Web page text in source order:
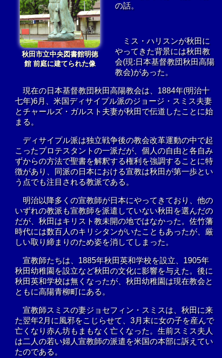
秋田市立中央図書館明徳
館 前庭に建てられた像
の話。
ミス・ハリスンが秋田に
やってきた背景には秋田教
会(現:日本基督教団秋田高陽
教会)があった。
現在の日本基督教団秋田高陽教会は、1884年(明治十
七年)6月、米国ディサイプル派のジョージ・スミス夫妻
とチャールズ・ガルスト夫妻が秋田で伝道したことに始
まる。
ディサイプル派は独立戦争後の教会改革運動の中で起
こったプロテスタントの一派だが、個人の自由と各自み
ずからの方法で聖書を解釈する権利を強調することに特
徴があり、同派の日本における宣教は秋田が第一歩とい
う点でも注目される教派である。
明治以降多くの宣教師が日本にやってきており、他の
いずれの教派も宣教師を派遣していない秋田を選んだの
だが、秋田はキリスト教未開の地ではなかった。佐竹藩
時代には数百人のキリシタンがいたこともあったが、厳
しい取り締まりのため姿を消してしまった。
宣教師たちは、1885年秋田英和学校を設立、1905年
秋田幼稚園を設立など秋田の文化に影響を与えた。後に
秋田英和学校は無くなったが、秋田幼稚園は現在教会と
ともに高陽青柳町にある。
宣教師スミスの妻ジョセフィン・スミスは、秋田に来
た翌年2月に風邪をこじらせて、3月末に女の子を産んで
亡くなり赤ん坊もまもなく亡くなった。生前スミス夫人
は二人の若い婦人宣教師の派遣を米国の本部に訴えてい
たのである。